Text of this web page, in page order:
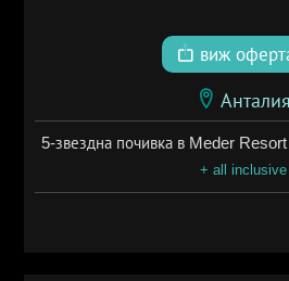
виж
Анталия
5-звездна почивка в Meder
+ all inclusive